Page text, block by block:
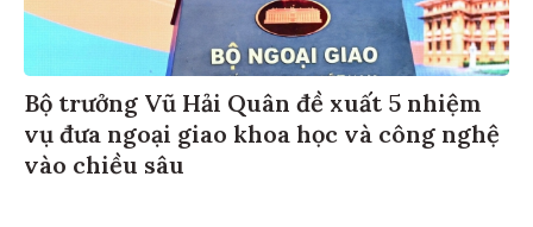
Bộ trưởng Vũ Hải Quân đề xuất 5 nhiệm
vụ đưa ngoại giao khoa học và công nghệ
vào chiều sâu